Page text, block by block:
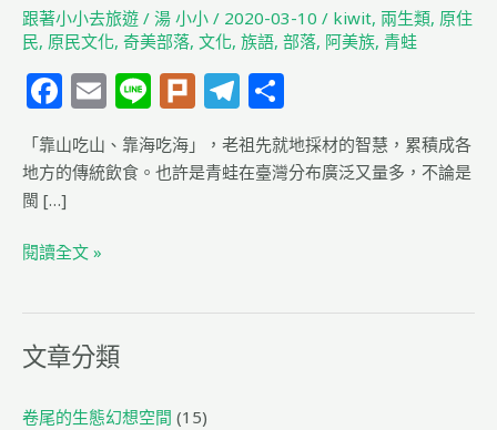
跟著小小去旅遊 / 湯 小小 / 2020-03-10 / kiwit, 兩生類, 原住
民, 原民文化, 奇美部落, 文化, 族語, 部落, 阿美族, 青蛙
F
a
c
e
b
o
o
k
E
m
ai
l
Li
n
e
Pl
rk
T
el
e
g
享
「靠山吃山、靠海吃海」，老祖先就地採材的智慧，累積成各
地方的傳統飲食。也許是青蛙在臺灣分布廣泛又量多，不論是
閩 […]
閱讀全文 »
文章分類
卷尾的生態幻想空間 (15)